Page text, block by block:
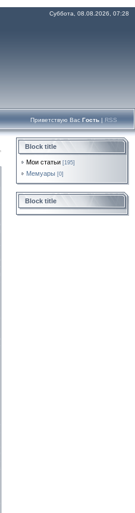
Суббота, 08.08.2026, 07:28
Приветствую Вас Гость | RSS
Block title
Мои статьи [195]
Мемуары [0]
Block title